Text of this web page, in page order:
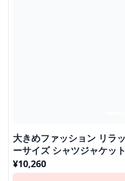
大きめファッション リラックスフィット オーバ
ーサイズ シャツジャケット
¥10,260